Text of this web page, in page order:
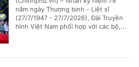
năm ngày Thương binh - Liệt sĩ
(27/7/1947 - 27/7/2026), Đài Truyền
hình Việt Nam phối hợp với các bộ,...